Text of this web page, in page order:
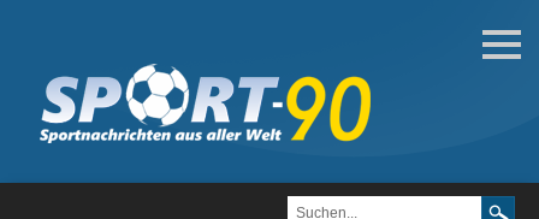
Fußball
Bundesliga